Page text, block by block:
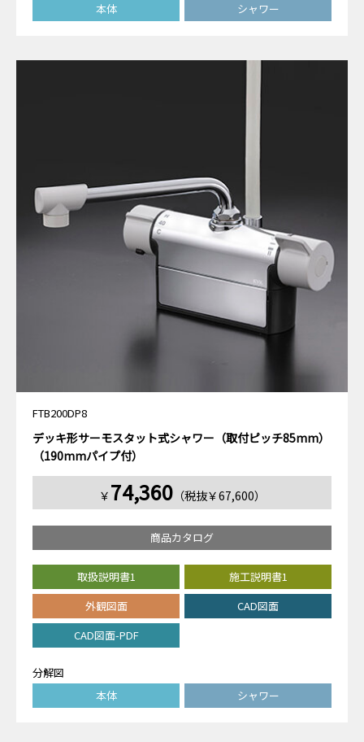
本体
シャワー
FTB200DP8
デッキ形サーモスタット式シャワー（取付ピッチ85mm）
（190mmパイプ付）
￥ 74,360（税抜￥67,600）
商品カタログ
取扱説明書1
施工説明書1
外観図面
CAD図面
CAD図面-PDF
分解図
本体
シャワー